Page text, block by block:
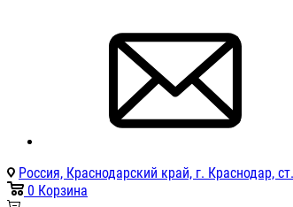
Россия, Краснодарский край, г. Краснодар,
0 Корзина